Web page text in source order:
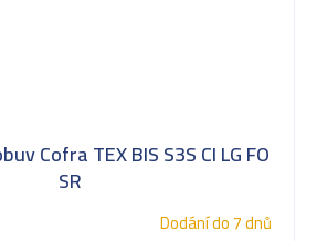
Cofra TEX BIS S3S CI LG FO
SR
Dodání do 7 dnů